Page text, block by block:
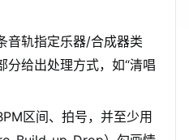
音轨指定乐器/合成器类
分给出处理方式，如“清唱
区间、拍号，并至少用